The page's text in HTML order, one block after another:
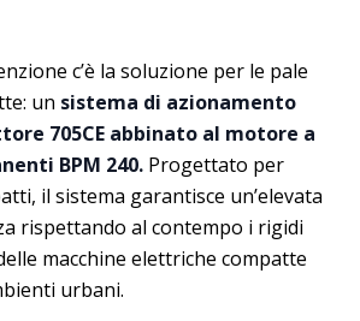
c’è la soluzione per le pale
un sistema di azionamento
705CE abbinato al motore a
BPM 240. Progettato per
il sistema garantisce un’elevata
rispettando al contempo i rigidi
macchine elettriche compatte
urbani.